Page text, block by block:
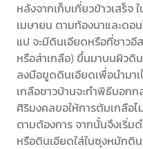
หลังจากเก็บเกี่ยวข้าวเสร็จ
เมษายน ตามท้องนาและด
แป จะมีดินเอียดหรือที่ชาวอี
หรือส่าเกลือ) ขึ้นมาบนผิวดิ
ลงมือขูดดินเอียดเพื่อนำมา
เกลือชาวบ้านจะทำพิธีบอก
ศิริมงคลขอให้การต้มเกลือ
ตามต้องการ จากนั้นจึงเริ่ม
หรือดินเอียดใส่ในซุงหมักดิ